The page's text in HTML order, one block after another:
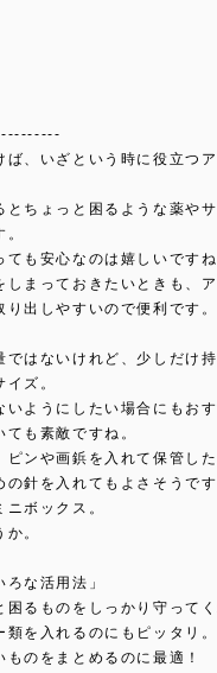
、いざという時に役立つ
ちょっと困るような薬や
も安心なのは嬉しいですね
まっておきたいときも、
出しやすいので便利です。
ではないけれど、少しだけ
ズ。
ようにしたい場合にもおす
も素敵ですね。
ンや画鋲を入れて保管し
針を入れてもよさそうです
ボックス。
。
ろな活用法」
るものをしっかり守ってく
を入れるのにもピッタリ。
のをまとめるのに最適！